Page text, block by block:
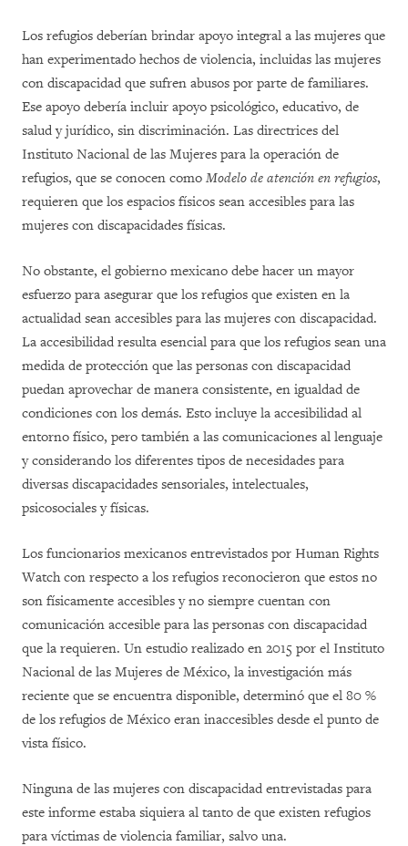
Los refugios deberían brindar apoyo integral a las mujeres que
han experimentado hechos de violencia, incluidas las mujeres
con discapacidad que sufren abusos por parte de familiares.
Ese apoyo debería incluir apoyo psicológico, educativo, de
salud y jurídico, sin discriminación. Las directrices del
Instituto Nacional de las Mujeres para la operación de
refugios, que se conocen como Modelo de atención en refugios,
requieren que los espacios físicos sean accesibles para las
mujeres con discapacidades físicas.
No obstante, el gobierno mexicano debe hacer un mayor
esfuerzo para asegurar que los refugios que existen en la
actualidad sean accesibles para las mujeres con discapacidad.
La accesibilidad resulta esencial para que los refugios sean una
medida de protección que las personas con discapacidad
puedan aprovechar de manera consistente, en igualdad de
condiciones con los demás. Esto incluye la accesibilidad al
entorno físico, pero también a las comunicaciones al lenguaje
y considerando los diferentes tipos de necesidades para
diversas discapacidades sensoriales, intelectuales,
psicosociales y físicas.
Los funcionarios mexicanos entrevistados por Human Rights
Watch con respecto a los refugios reconocieron que estos no
son físicamente accesibles y no siempre cuentan con
comunicación accesible para las personas con discapacidad
que la requieren. Un estudio realizado en 2015 por el Instituto
Nacional de las Mujeres de México, la investigación más
reciente que se encuentra disponible, determinó que el 80 %
de los refugios de México eran inaccesibles desde el punto de
vista físico.
Ninguna de las mujeres con discapacidad entrevistadas para
este informe estaba siquiera al tanto de que existen refugios
para víctimas de violencia familiar, salvo una.